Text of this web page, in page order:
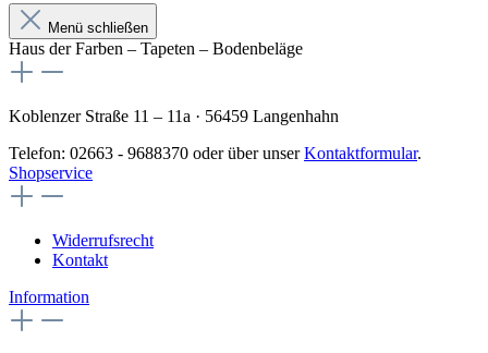
Menü schließen
Haus der Farben – Tapeten – Bodenbeläge
Koblenzer Straße 11 – 11a · 56459 Langenhahn
Telefon: 02663 - 9688370 oder über unserKontaktformular.
Shopservice
Widerrufsrecht
Kontakt
Information